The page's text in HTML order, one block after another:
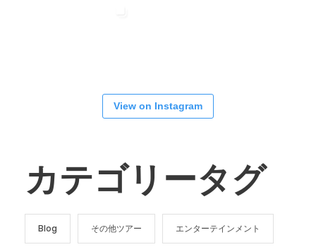
View on Instagram
カテゴリータグ
Blog その他ツアー エンターテインメント